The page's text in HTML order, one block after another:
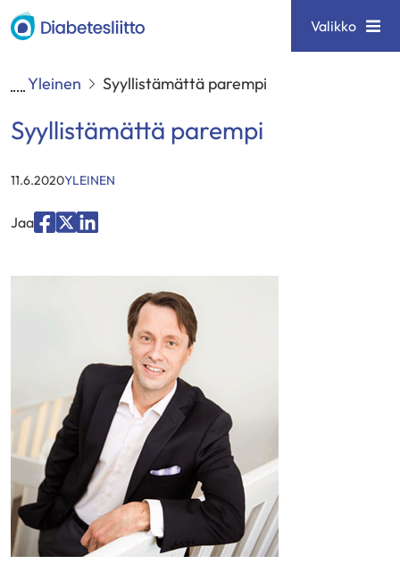
Siirry
sisältöön
Diabetesliitto Valikko
Yleinen Syyllistämättä parempi
Syyllistämättä parempi
11.6.2020KATEGORIAT
YLEINEN
Jaa